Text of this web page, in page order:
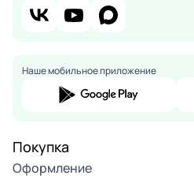
Наше мобильное приложение
Покупка
Оформление